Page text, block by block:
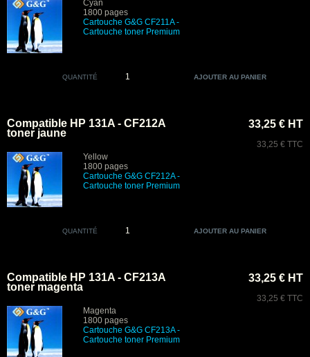
Cyan
1800 pages
Cartouche G&G CF211A-
Cartouche toner Premium
QUANTITÉ
Compatible HP 131A - CF212A
toner jaune
Yellow
1800 pages
Cartouche G&G CF212A-
Cartouche toner Premium
33,25 € HT
33,25 € TTC
QUANTITÉ
Compatible HP 131A - CF213A
toner magenta
Magenta
1800 pages
Cartouche G&G CF213A-
Cartouche toner Premium
33,25 € HT
33,25 € TTC